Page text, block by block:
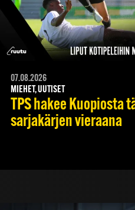
07.08.2026
MIEHET, UUTISET
TPS hakee Kuopiosta
sarjakärjen vieraana